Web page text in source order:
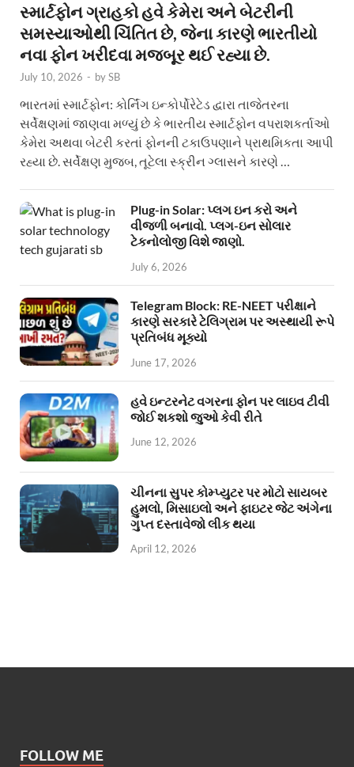
સ્માર્ટફોન ગ્રાહકો હવે કેમેરા અને બેટરીની
સમસ્યાઓથી ચિંતિત છે, જેના કારણે ભારતીયો
નવા ફોન ખરીદવા મજબૂર થઈ રહ્યા છે.
July 10, 2026 - bySB
ભારતમાં સ્માર્ટફોન: કોર્નિંગ ઇન્કોર્પોરેટેડ દ્વારા તાજેતરના
સર્વેક્ષણમાં જાણવા મળ્યું છે કે ભારતીય સ્માર્ટફોન વપરાશકર્તાઓ
કેમેરા અથવા બેટરી કરતાં ફોનની ટકાઉપણાને પ્રાથમિકતા આપી
રહ્યા છે. સર્વેક્ષણ મુજબ, તૂટેલા સ્ક્રીન ગ્લાસને કારણે …
Plug-in Solar: પ્લગ ઇન કરો અને
વીજળી બનાવો. પ્લગ-ઇન સોલાર
ટેકનોલોજી વિશે જાણો.
July 6, 2026
Telegram Block: RE-NEET પરીક્ષાને
કારણે સરકારે ટેલિગ્રામ પર અસ્થાયી રૂપે
પ્રતિબંધ મૂક્યો
June 17, 2026
હવે ઇન્ટરનેટ વગરના ફોન પર લાઇવ ટીવી
જોઈ શકશો જુઓ કેવી રીતે
June 12, 2026
ચીનના સુપર કોમ્પ્યુટર પર મોટો સાયબર
હુમલો, મિસાઇલો અને ફાઇટર જેટ અંગેના
ગુપ્ત દસ્તાવેજો લીક થયા
April 12, 2026
FOLLOW ME